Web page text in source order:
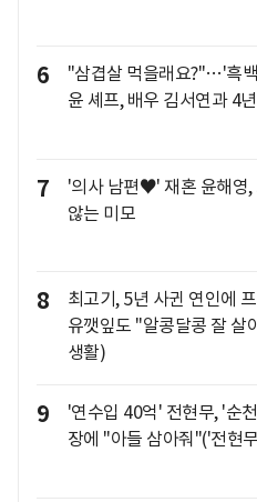
6
"삼겹살 먹을래요?"…'흑
윤 셰프, 배우 김서연과 4
7
'의사 남편♥' 재혼 윤해영,
않는 미모
8
최고기, 5년 사귄 연인에
유깻잎도 "알콩달콩 잘 살
생활)
9
'연수입 40억' 전현무, '순
장에 "아들 삼아줘"('전현